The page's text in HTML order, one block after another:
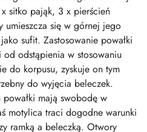
sitko pająk, 3 x pierścień
umieszcza się w górnej jego
sufit. Zastosowanie powałki
odstąpienia w stosowaniu
do korpusu, zyskuje on tym
do wyjęcia beleczek.
powałki mają swobodę w
motylica traci dogodne warunki
ramką a beleczką. Otwory